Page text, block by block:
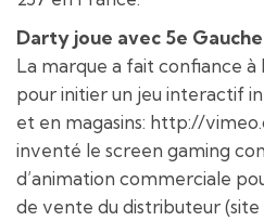
Darty joue avec 5e
La marque a fait confiance à
pour initier un jeu interactif
et en magasins: http://
inventé le screen gaming
d’animation commerciale
de vente du distributeur